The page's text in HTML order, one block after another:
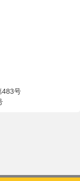
483号